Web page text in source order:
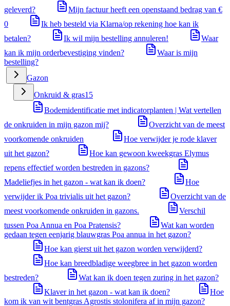
geleverd?
Mijn factuur heeft een openstaand bedrag van €
0
Ik heb besteld via Klarna/op rekening hoe kan ik
betalen?
Ik wil mijn bestelling annuleren!
Waar
kan ik mijn orderbevestiging vinden?
Waar is mijn
bestelling?
Gazon
Onkruid & gras15
Bodemidentificatie met indicatorplanten | Wat vertellen
de onkruiden in mijn gazon mij?
Overzicht van de meest
voorkomende onkruiden
Hoe verwijder je rode klaver
uit het gazon?
Hoe kan gewoon kweekgras Elymus
repens effectief worden bestreden in gazons?
Madeliefjes in het gazon - wat kan ik doen?
Hoe
verwijder ik Poa trivialis uit het gazon?
Overzicht van de
meest voorkomende onkruiden in gazons.
Verschil
tussen Poa Annua en Poa Pratensis?
Wat kan worden
gedaan tegen eenjarig blauwgras Poa annua in het gazon?
Hoe kan gierst uit het gazon worden verwijderd?
Hoe kan breedbladige weegbree in het gazon worden
bestreden?
Wat kan ik doen tegen zuring in het gazon?
Klaver in het gazon - wat kan ik doen?
Hoe
kom ik van wit bentgras Agrostis stolonifera af in mijn gazon?